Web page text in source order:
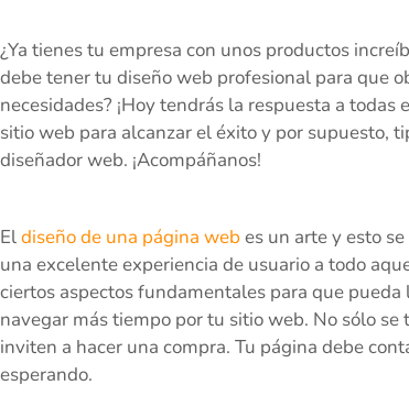
¿Ya tienes tu empresa con unos productos
debe tener tu diseño web profesional para que
necesidades? ¡Hoy tendrás la respuesta a
sitio web para alcanzar el éxito y por supuesto,
diseñador web. ¡Acompáñanos!
Eldiseño de una página web es un arte y esto
una excelente experiencia de usuario a todo
ciertos aspectos fundamentales para que
navegar más tiempo por tu sitio web. No sólo
inviten a hacer una compra. Tu página debe
esperando.